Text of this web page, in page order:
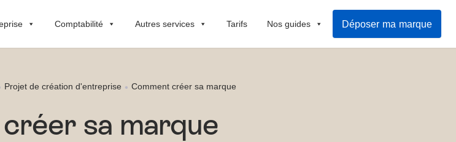
Comptabilité Autres services Tarifs Nos guides Déposer ma marque
Projet de création d'entreprise Comment créer sa marque
sa marque